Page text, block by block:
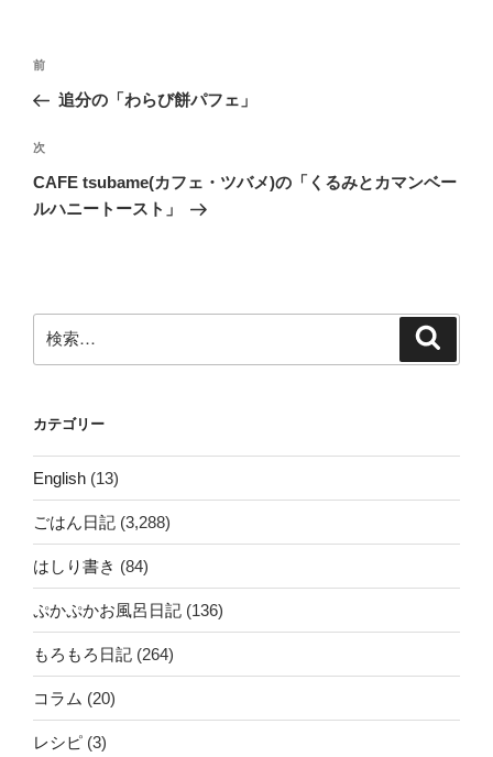
投
ナ
ビ
ゲ
ー
前
の
稿
前
追分の「わらび餅パフェ」
次
の
投
次
CAFE tsubame(カフェ・ツバメ)の「くるみとカマンベー
ルハニートースト」
索:
カテゴリー
English (13)
ごはん日記 (3,288)
はしり書き (84)
ぷかぷかお風呂日記 (136)
もろもろ日記 (264)
コラム (20)
レシピ (3)